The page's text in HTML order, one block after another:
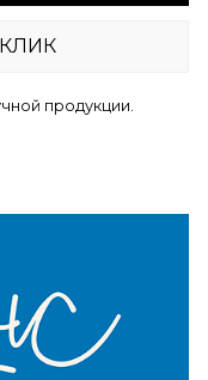
продукции.